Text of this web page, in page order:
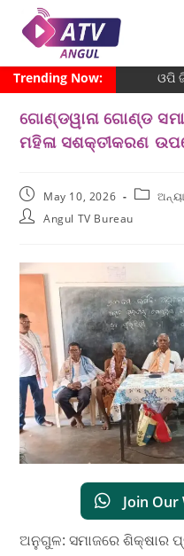
Trending Now: ଓପି
ଗୋଣ୍ଡୱାନା ଗୋଣ୍ଡ
ମହିଳା ସଶକ୍ତୀକରଣ
May 10, 2026
Angul TV Bureau
Join Our
ଅନୁଗୁଳ: ସମାଜରେ ଶିକ୍ଷାର